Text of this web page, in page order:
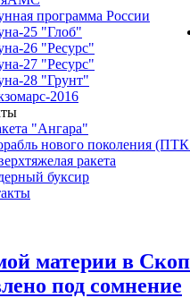
программа России
25 "Глоб"
26 "Ресурс"
27 "Ресурс"
28 "Грунт"
2016
"Ангара"
нового поколения
ракета
буксир
материи в
под сомнение